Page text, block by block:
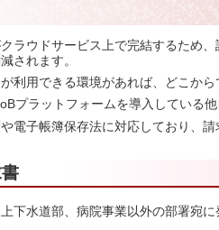
ラウドサービス上で完結するため
されます。
利用できる環境があれば、どこから
プラットフォームを導入している
電子帳簿保存法に対応しており、
下水道部、病院事業以外の部署宛に